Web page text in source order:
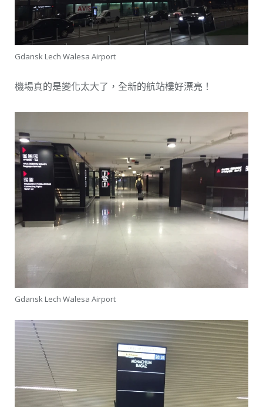
Gdansk Lech Walesa Airport
機場真的是變化太大了，全新的航站樓好漂亮！
Gdansk Lech Walesa Airport